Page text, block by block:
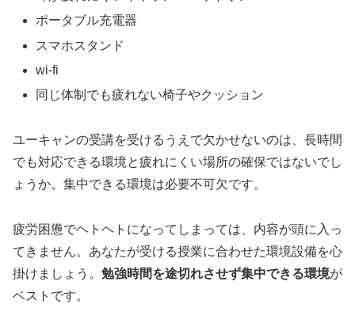
ポータブル充電器
スマホスタンド
wi-fi
同じ体制でも疲れない椅子やクッション
ユーキャンの受講を受けるうえで欠かせないのは、長時間
でも対応できる環境と疲れにくい場所の確保ではないでし
ょうか。集中できる環境は必要不可欠です。
疲労困憊でヘトヘトになってしまっては、内容が頭に入っ
てきません。あなたが受ける授業に合わせた環境設備を心
掛けましょう。 勉強時間を途切れさせず集中できる環境が
ベストです。